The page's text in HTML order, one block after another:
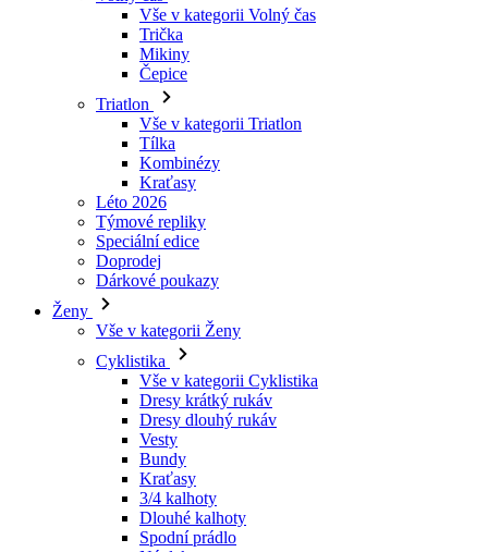
Triatlon
Vše v kategorii Triatlon
Tílka
Kombinézy
Kraťasy
Léto 2026
Týmové repliky
Speciální edice
Doprodej
Dárkové poukazy
Ženy
Vše v kategorii Ženy
Cyklistika
Vše v kategorii Cyklistika
Dresy dlouhý rukáv
Vesty
Bundy
Kraťasy
3/4 kalhoty
Dlouhé kalhoty
Spodní prádlo
Návleky
Čepice
Rukavice
Ponožky
Doplňky